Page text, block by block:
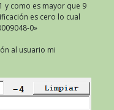
y como es mayor que 9
es cero lo cual
0»
al usuario mi